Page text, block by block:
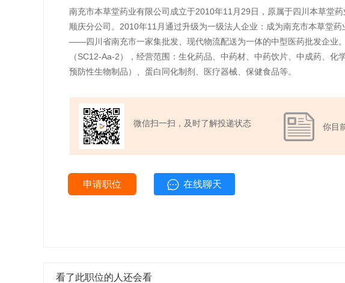
南充市本草堂药业有限公司成立于2010年11月29日，原属于四川本草堂
顺庆分公司。2010年11月通过升级为一级法人企业：成为南充市本草堂
——四川省南充市一家集批发、现代物流配送为一体的中型医药批发企业
（SC12-Aa-2），经营范围：生化药品、中药材、中药饮片、中成药、
预防性生物制品）、蛋白同化制剂、医疗器械、保健食品等。
微信扫一扫，及时了解投递状态 你目
申请职位 在线聊天
看了此职位的人还会看